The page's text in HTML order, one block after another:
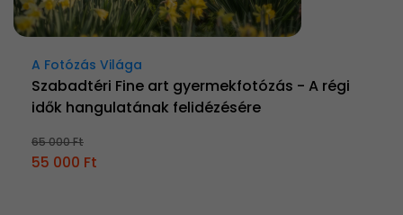
A Fotózás Világa
Szabadtéri Fine art gyermekfotózás - A régi
idők hangulatának felidézésére
65 000 Ft
55 000 Ft